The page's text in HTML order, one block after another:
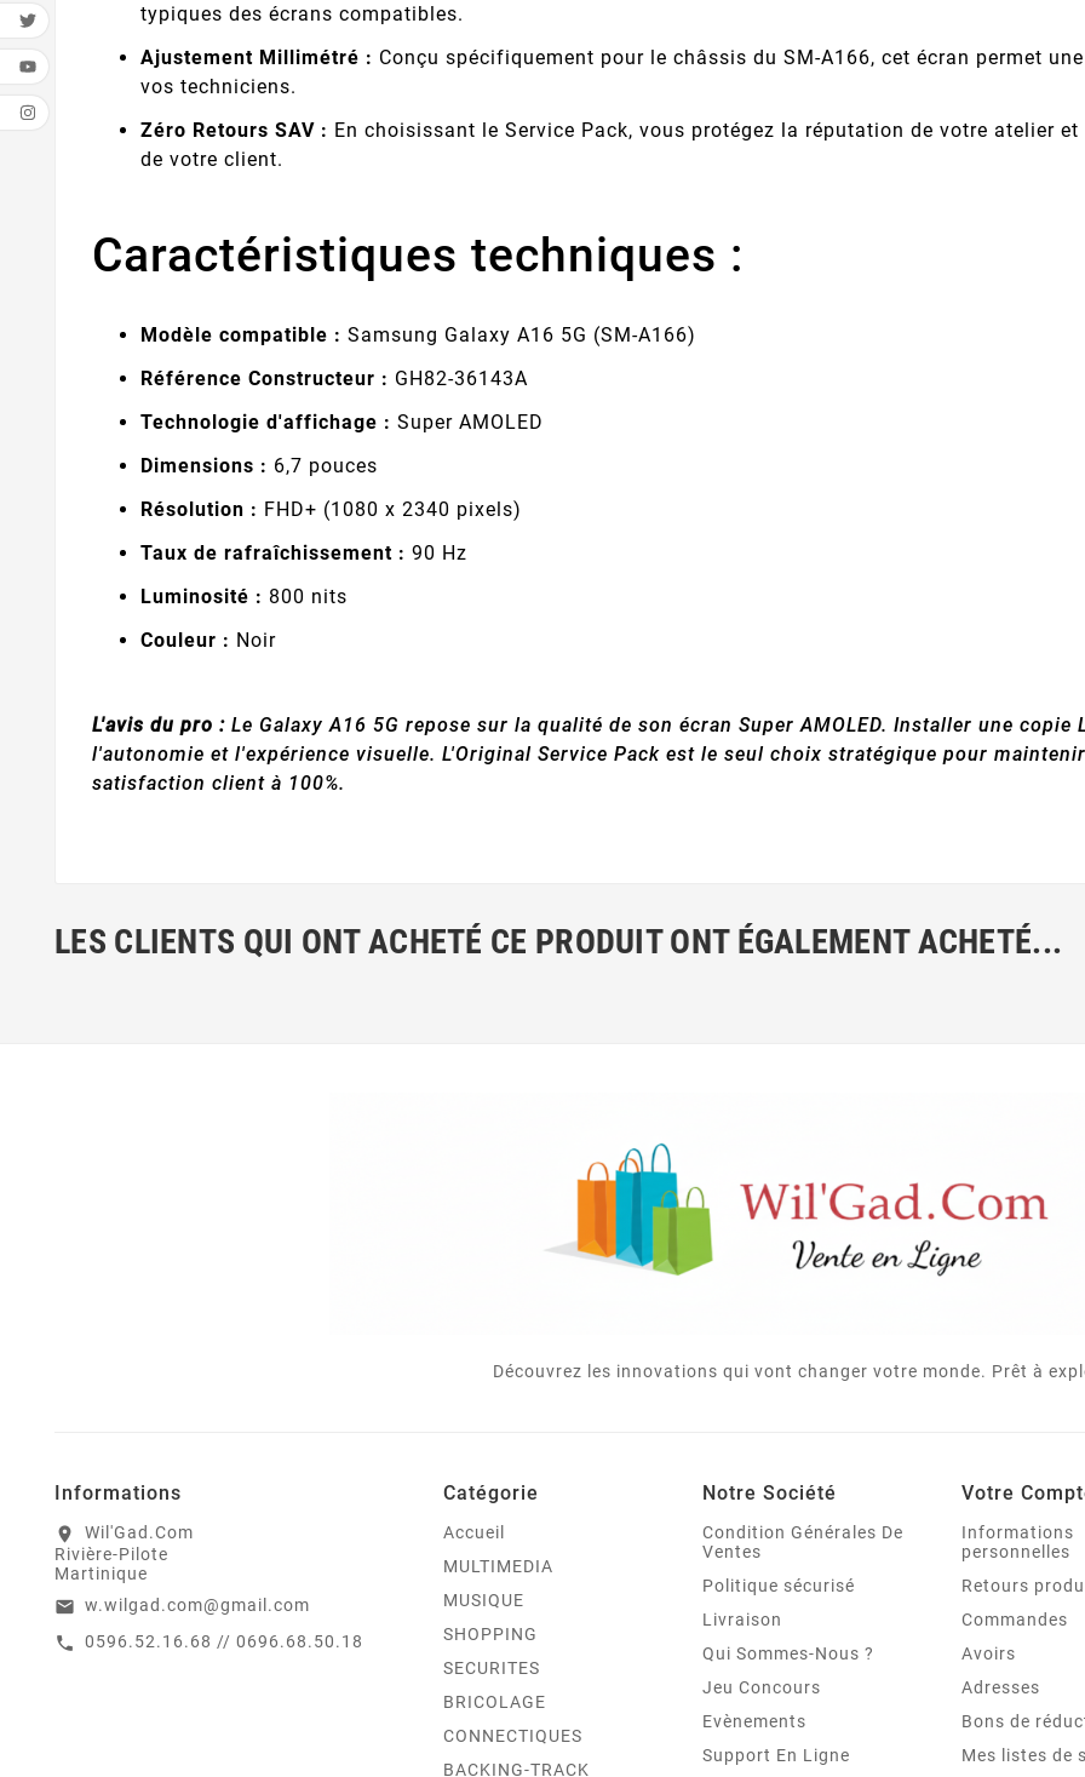
typiques des écrans compatibles.
Ajustement Millimétré : Conçu spécifiquement pour le châssis du SM-A166, cet écran permet
vos techniciens.
Zéro Retours SAV : En choisissant le Service Pack, vous protégez la réputation de votre atelier
de votre client.
Caractéristiques techniques :
Modèle compatible : Samsung Galaxy A16 5G (SM-A166)
Référence Constructeur : GH82-36143A
Technologie d'affichage : Super AMOLED
Dimensions : 6,7 pouces
Résolution : FHD+ (1080 x 2340 pixels)
Taux de rafraîchissement : 90 Hz
Luminosité : 800 nits
Couleur : Noir
L'avis du pro : Le Galaxy A16 5G repose sur la qualité de son écran Super AMOLED. Installer une
l'autonomie et l'expérience visuelle. L'Original Service Pack est le seul choix stratégique pour
satisfaction client à 100%.
LES CLIENTS QUI ONT ACHETÉ CE PRODUIT ONT ÉGALEMENT ACHETÉ...
Découvrez les innovations qui vont changer votre monde. Prêt à
Informations
location_on
Wil'Gad.Com
Rivière-Pilote
Martinique
email w.wilgad.com@gmail.com
call 0596.52.16.68 // 0696.68.50.18
Catégorie
Accueil
MULTIMEDIA
MUSIQUE
SHOPPING
SECURITES
BRICOLAGE
CONNECTIQUES
BACKING-TRACK
Notre Société
Condition Générales De
Ventes
Politique sécurisé
Livraison
Qui Sommes-Nous ?
Jeu Concours
Evènements
Support En Ligne
Votre
Informations
personnelles
Retours
Commandes
Avoirs
Adresses
Bons de
Mes listes de